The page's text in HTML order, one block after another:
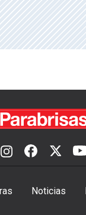
Noticias